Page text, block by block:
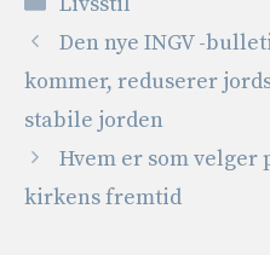
Den nye INGV -
kommer, reduserer
stabile jorden
Hvem er som velger
kirkens fremtid